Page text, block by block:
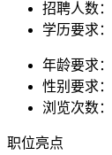
招聘人数：
学历要求：
年龄要求：
性别要求：
浏览次数：
职位亮点